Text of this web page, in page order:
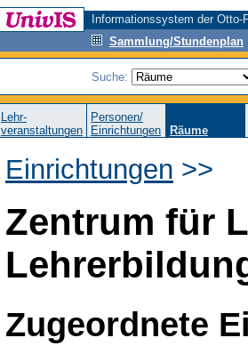
Informationssystem der
Sammlung/Stundenplan
Suche:
Lehr-
veranstaltungen
Personen/
Einrichtungen
Räume
Einrichtungen >>
Zentrum für
Zugeordnete